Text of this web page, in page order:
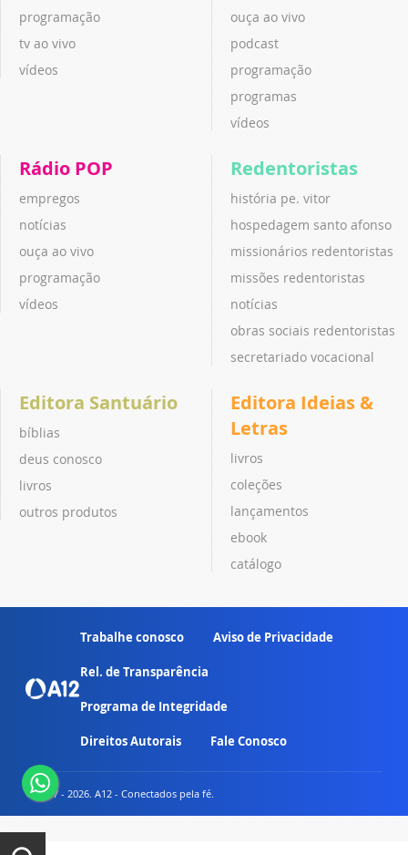
programação
tv ao vivo
vídeos
ouça ao vivo
podcast
programação
programas
vídeos
Rádio POP
empregos
notícias
ouça ao vivo
programação
vídeos
Redentoristas
história pe. vitor
hospedagem santo afonso
missionários redentoristas
missões redentoristas
notícias
obras sociais redentoristas
secretariado vocacional
Editora Santuário
bíblias
deus conosco
livros
outros produtos
Editora Ideias &
Letras
livros
coleções
lançamentos
ebook
catálogo
Trabalhe conosco Aviso de Privacidade
Rel. de Transparência
Programa de Integridade
Direitos Autorais Fale Conosco
© 2007 - 2026. A12 - Conectados pela fé.